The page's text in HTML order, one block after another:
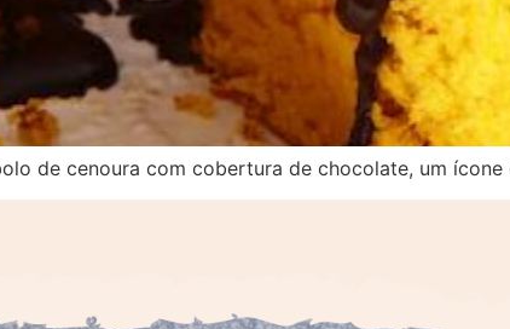
de cenoura com cobertura de chocolate, um